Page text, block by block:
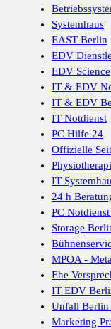
Systemhaus
EAST Berlin
EDV
EDV Science
IT & EDV
IT & EDV
IT Notdienst
PC Hilfe 24
Offizielle
IT
24 h
PC
Storage
MPOA -
Ehe
IT EDV
Unfall Berlin
Marketing